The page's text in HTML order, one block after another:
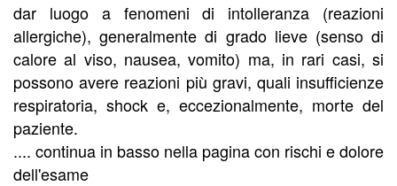
dar luogo a fenomeni di intolleranza (reazioni
allergiche), generalmente di grado lieve (senso di
calore al viso, nausea, vomito) ma, in rari casi, si
possono avere reazioni più gravi, quali insufficienze
respiratoria, shock e, eccezionalmente, morte del
paziente.
.... continua in basso nella pagina con rischi e dolore
dell'esame